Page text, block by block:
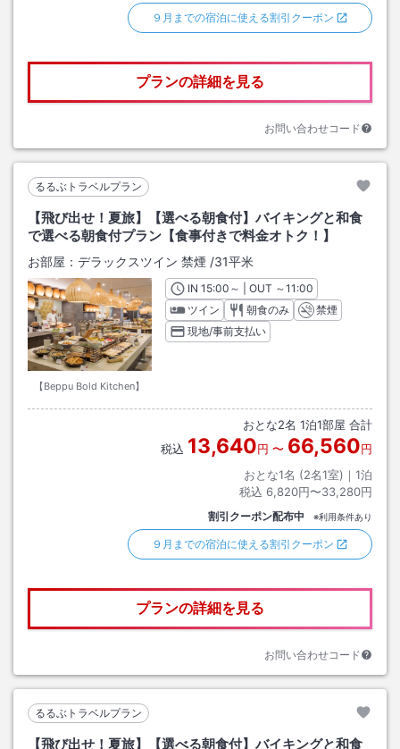
９月までの宿泊に使える割引クーポン
プランの詳細を見る
お問い合わせコード
るるぶトラベルプラン
【飛び出せ！夏旅】【選べる朝食付】バイキングと和食
で選べる朝食付プラン【食事付きで料金オトク！】
お部屋： デラックスツイン 禁煙 /31平米
【Beppu Bold Kitchen】
INチェックイン
15:00 ～ | OUT チェックアウト
～11:00
ツイン
朝食のみ
禁煙
現地/事前支払い
おとな2名 1泊1部屋 合計
税込 13,640円 〜 66,560円
おとな1名 (2名1室)｜ 1泊
税込 6,820円〜33,280円
割引クーポン配布中 ※利用条件あり
９月までの宿泊に使える割引クーポン
プランの詳細を見る
お問い合わせコード
るるぶトラベルプラン
【飛び出せ！夏旅】【選べる朝食付】バイキングと和食